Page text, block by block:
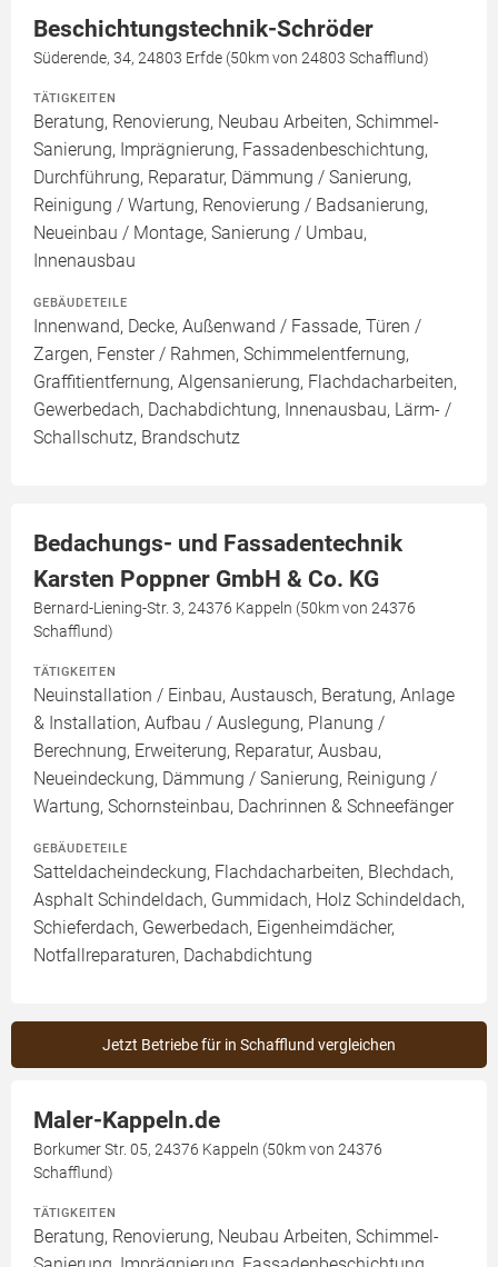
Beschichtungstechnik-Schröder
Süderende, 34, 24803 Erfde (50km von 24803 Schafflund)
TÄTIGKEITEN
Beratung, Renovierung, Neubau Arbeiten, Schimmel-
Sanierung, Imprägnierung, Fassadenbeschichtung,
Durchführung, Reparatur, Dämmung / Sanierung,
Reinigung / Wartung, Renovierung / Badsanierung,
Neueinbau / Montage, Sanierung / Umbau,
Innenausbau
GEBÄUDETEILE
Innenwand, Decke, Außenwand / Fassade, Türen /
Zargen, Fenster / Rahmen, Schimmelentfernung,
Graffitientfernung, Algensanierung, Flachdacharbeiten,
Gewerbedach, Dachabdichtung, Innenausbau, Lärm- /
Schallschutz, Brandschutz
Bedachungs- und Fassadentechnik
Karsten Poppner GmbH & Co. KG
Bernard-Liening-Str. 3, 24376 Kappeln (50km von 24376
Schafflund)
TÄTIGKEITEN
Neuinstallation / Einbau, Austausch, Beratung, Anlage
& Installation, Aufbau / Auslegung, Planung /
Berechnung, Erweiterung, Reparatur, Ausbau,
Neueindeckung, Dämmung / Sanierung, Reinigung /
Wartung, Schornsteinbau, Dachrinnen & Schneefänger
GEBÄUDETEILE
Satteldacheindeckung, Flachdacharbeiten, Blechdach,
Asphalt Schindeldach, Gummidach, Holz Schindeldach,
Schieferdach, Gewerbedach, Eigenheimdächer,
Notfallreparaturen, Dachabdichtung
Jetzt Betriebe für in Schafflund vergleichen
Maler-Kappeln.de
Borkumer Str. 05, 24376 Kappeln (50km von 24376
Schafflund)
TÄTIGKEITEN
Beratung, Renovierung, Neubau Arbeiten, Schimmel-